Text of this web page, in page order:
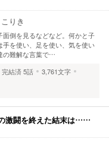
りき
倒を見るなどなど。何かと子
を使い、足を使い、気を使い
の難解な言葉で…
完結済5話
3,761文字
激闘を終えた結末は……